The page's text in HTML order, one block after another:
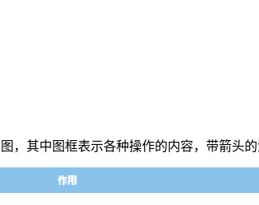
其中图框表示各种操作的内容，带箭头的